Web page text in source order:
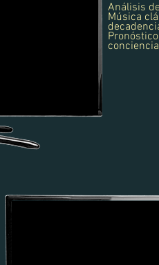
Análisis
Música